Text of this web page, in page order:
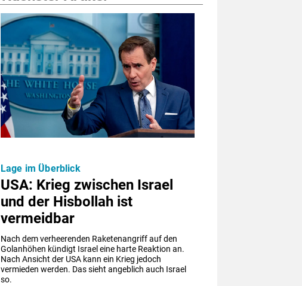
USA: Krieg zwischen Israel
und der Hisbollah ist
vermeidbar
Nach dem verheerenden Raketenangriff auf den
Golanhöhen kündigt Israel eine harte Reaktion an.
Nach Ansicht der USA kann ein Krieg jedoch
vermieden werden. Das sieht angeblich auch Israel
so.
Lage im Überblick